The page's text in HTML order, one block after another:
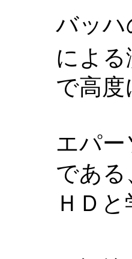
バッハ
による
で高
エパ
であ
ＨＤ